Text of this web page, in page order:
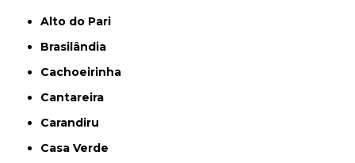
Alto do Pari
Brasilândia
Cachoeirinha
Cantareira
Carandiru
Casa Verde